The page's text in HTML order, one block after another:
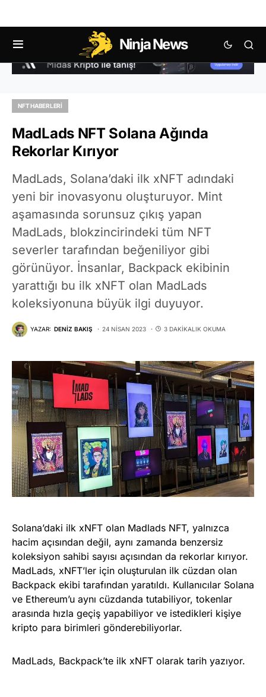
Ninja News
NFT HABERLERI
MadLads NFT Solana Ağında
Rekorlar Kırıyor
MadLads, Solana’daki ilk xNFT adındaki
yeni bir inovasyonu oluşturuyor. Mint
aşamasında sorunsuz çıkış yapan
MadLads, blokzincirindeki tüm NFT
severler tarafından beğeniliyor gibi
görünüyor. İnsanlar, Backpack ekibinin
yarattığı bu ilk xNFT olan MadLads
koleksiyonuna büyük ilgi duyuyor.
YAZAR: DENIZ BAKIŞ 24 NISAN 2023 3 DAKIKALIK OKUMA
Solana’daki ilk xNFT olan Madlads NFT, yalnızca
hacim açısından değil, aynı zamanda benzersiz
koleksiyon sahibi sayısı açısından da rekorlar kırıyor.
MadLads, xNFT’ler için oluşturulan ilk cüzdan olan
Backpack ekibi tarafından yaratıldı. Kullanıcılar Solana
ve Ethereum’u aynı cüzdanda tutabiliyor, tokenlar
arasında hızla geçiş yapabiliyor ve istedikleri kişiye
kripto para birimleri gönderebiliyorlar.
MadLads, Backpack’te ilk xNFT olarak tarih yazıyor.